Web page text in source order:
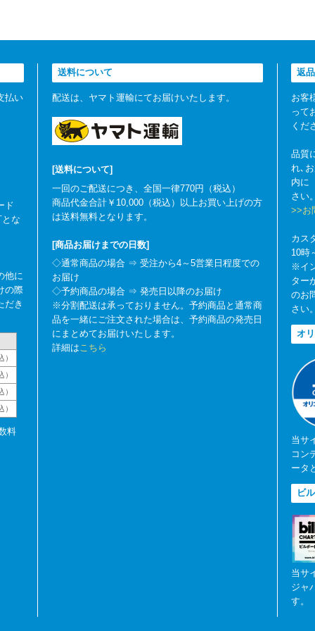
払い
ド
な
他に
の際
だき
）
）
）
）
料
送料について
配送は、ヤマト運輸にてお届けいたします。
[送料について]
一回のご配送につき、全国一律770円（税込）
商品代金合計￥10,000（税込）以上お買い上げの方
は送料無料となります。
[商品お届けまでの日数]
◇通常商品の場合 ⇒ 受注から4～5営業日程度での
お届け
◇予約商品の場合 ⇒ 発売日以降のお届け
※分割配送は承っておりません。予約商品と通常商
品を一緒にご注文された場合は、予約商品の発売日
にまとめてお届けいたします。
詳細はこちら
返
お客
って
くだ
品質
れ､
内に
さい
>>お
カス
10時
※イ
ター
のお
さい
オ
当サ
コン
ータ
ビ
当サ
ジャ
す。